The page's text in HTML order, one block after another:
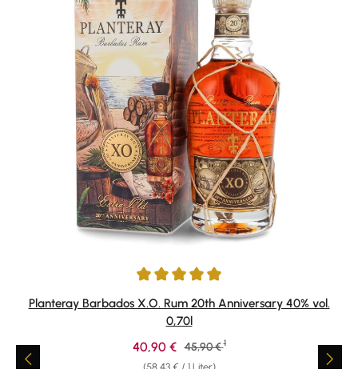
Durchschnittliche Bewertung von 4.91 von 5 Sternen
Planteray Barbados X.O. Rum 20th Anniversary 40% vol.
0,70l
Verkaufspreis:
40,90 € Regulärer Preis:
45,90 € 1